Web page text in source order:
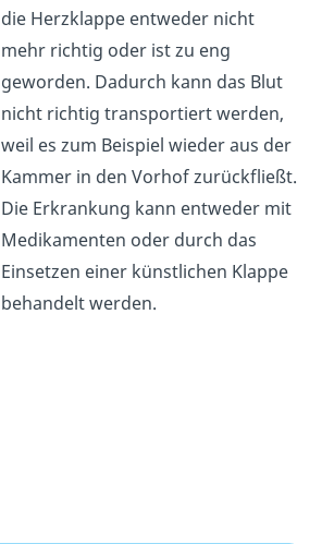
die Herzklappe entweder nicht
mehr richtig oder ist zu eng
geworden. Dadurch kann das Blut
nicht richtig transportiert werden,
weil es zum Beispiel wieder aus der
Kammer in den Vorhof zurückfließt.
Die Erkrankung kann entweder mit
Medikamenten oder durch das
Einsetzen einer künstlichen Klappe
behandelt werden.